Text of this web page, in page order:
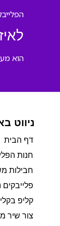
הוא
ניווט
דף הבית
חנות
חבילות
פלייבקים
קליפ
צור שיר